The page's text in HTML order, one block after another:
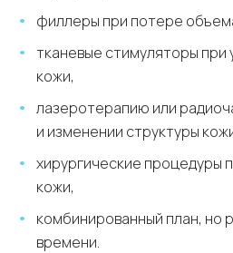
филлеры при потере
тканевые стимуляторы при
кожи,
лазеротерапию или
и изменении структуры
хирургические процедуры
кожи,
комбинированный план, но
времени.